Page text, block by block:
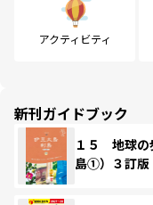
アクティビティ
新刊ガイドブック
１５ 地球
島①）３訂版